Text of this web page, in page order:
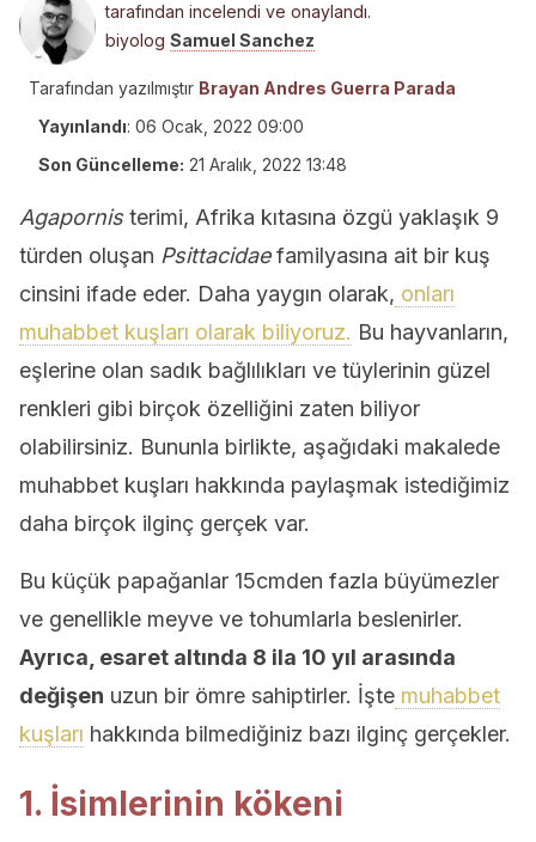
tarafından incelendi ve onaylandı.
biyolog Samuel Sanchez
Tarafından yazılmıştır Brayan Andres Guerra Parada
Yayınlandı: 06 Ocak, 2022 09:00
Son Güncelleme: 21 Aralık, 2022 13:48
Agapornisterimi, Afrika kıtasına özgü yaklaşık 9
türden oluşan Psittacidaefamilyasına ait bir kuş
cinsini ifade eder. Daha yaygın olarak, onları
muhabbet kuşları olarak biliyoruz. Bu hayvanların,
eşlerine olan sadık bağlılıkları ve tüylerinin güzel
renkleri gibi birçok özelliğini zaten biliyor
olabilirsiniz. Bununla birlikte, aşağıdaki makalede
muhabbet kuşları hakkında paylaşmak istediğimiz
daha birçok ilginç gerçek var.
Bu küçük papağanlar 15cmden fazla büyümezler
ve genellikle meyve ve tohumlarla beslenirler.
Ayrıca, esaret altında 8 ila 10 yıl arasında
değişen uzun bir ömre sahiptirler. İşte muhabbet
kuşları hakkında bilmediğiniz bazı ilginç gerçekler.
1. İsimlerinin kökeni